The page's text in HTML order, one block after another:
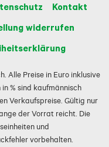
Kontakt
widerrufen
Alle Preise in Euro inklusive
% sind kaufmännisch
Verkaufspreise. Gültig nur
der Vorrat reicht. Die
und
vorbehalten.